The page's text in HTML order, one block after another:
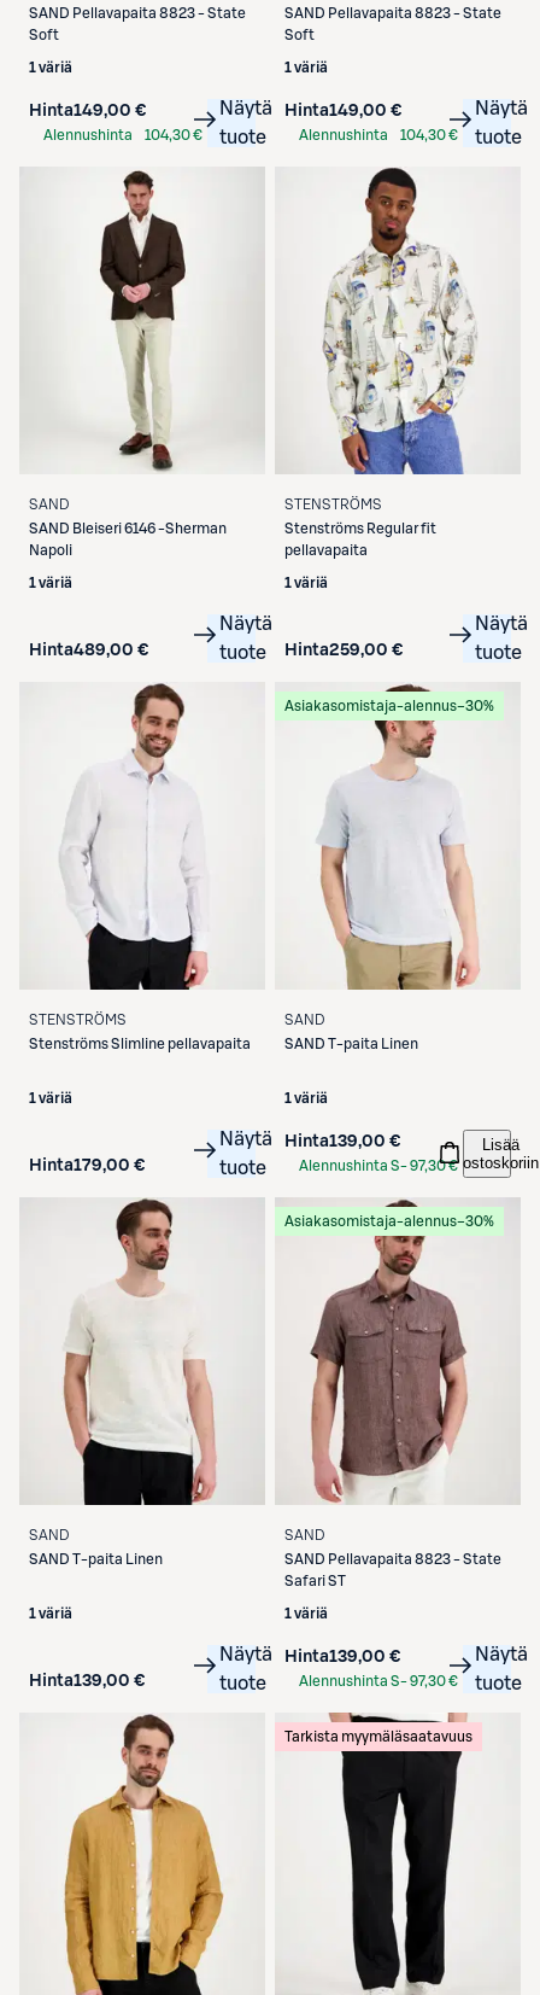
SAND Pellavapaita 8823 - State
Soft
1 väriä
Hinta149,00 €
Alennushinta
104,30 €
Näytä
tuote
SAND Pellavapaita 8823 - State
Soft
1 väriä
Hinta149,00 €
Alennushinta
104,30 €
Näytä
tuote
SAND
SAND Bleiseri 6146 -Sherman
Napoli
1 väriä
Hinta489,00 €
Näytä
tuote
STENSTRÖMS
Stenströms Regular fit
pellavapaita
1 väriä
Hinta259,00 €
Näytä
tuote
STENSTRÖMS
StenströmsSlimline pellavapaita
1 väriä
Hinta179,00 €
Näytä
tuote
Asiakasomistaja-alennus−30%
SAND
SAND T-paita Linen
1 väriä
Hinta139,00 €
Alennushinta S-97,30 €
Lisää
ostoskoriin
SAND
SAND T-paita Linen
1 väriä
Hinta139,00 €
Näytä
tuote
Asiakasomistaja-alennus−30%
SAND
SAND Pellavapaita 8823 - State
Safari ST
1 väriä
Hinta139,00 €
Alennushinta S-97,30 €
Näytä
tuote
Tarkista myymäläsaatavuus